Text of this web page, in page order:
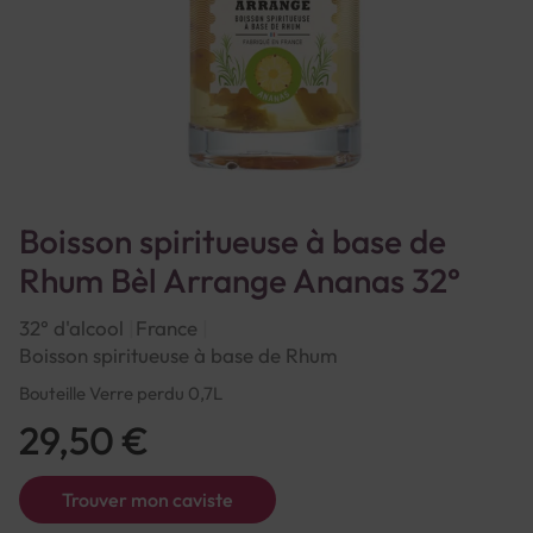
Boisson spiritueuse à base de
Rhum Bèl Arrange Ananas 32°
32° d'alcool
France
Boisson spiritueuse à base de Rhum
Bouteille Verre perdu 0,7L
Trouver mon caviste
29,50 €